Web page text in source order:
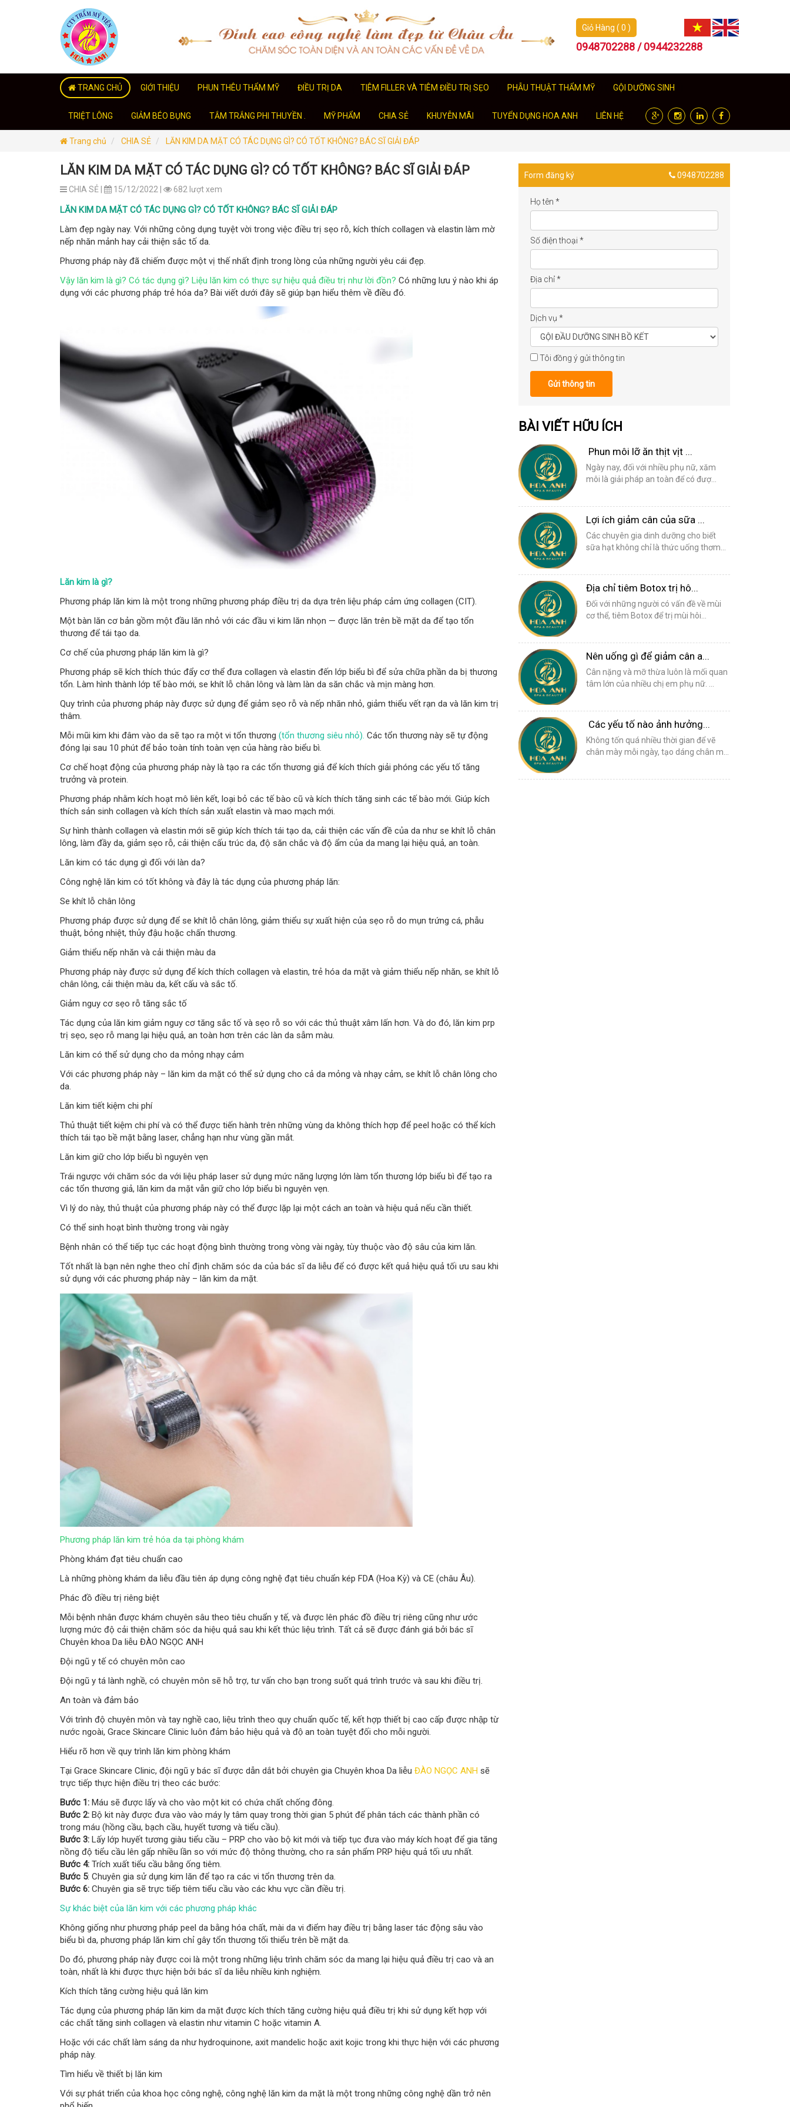
Giỏ Hàng ( 0 )
0948702288 / 0944232288
TRANG CHỦ GIỚI THIỆU PHUN THÊU THẨM MỸ ĐIỀU TRỊ DA TIÊM FILLER VÀ TIÊM ĐIỀU TRỊ SẸO PHẪU THUẬT THẨM MỸ GỘI DƯỠNG SINH
TRIỆT LÔNG GIẢM BÉO BỤNG TẮM TRẮNG PHI THUYỀN . MỸ PHẨM CHIA SẺ KHUYỄN MÃI TUYỂN DỤNG HOA ANH LIÊN HỆ
Trang chủ CHIA SẺ LĂN KIM DA MẶT CÓ TÁC DỤNG GÌ? CÓ TỐT KHÔNG? BÁC SĨ GIẢI ĐÁP
LĂN KIM DA MẶT CÓ TÁC DỤNG GÌ? CÓ TỐT KHÔNG? BÁC SĨ GIẢI ĐÁP
CHIA SẺ | 15/12/2022 | 682 lượt xem
LĂN KIM DA MẶT CÓ TÁC DỤNG GÌ? CÓ TỐT KHÔNG? BÁC SĨ GIẢI ĐÁP
Làm đẹp ngày nay. Với những công dụng tuyệt vời trong việc điều trị sẹo rỗ, kích thích collagen và elastin làm mờ
nếp nhăn mảnh hay cải thiện sắc tố da.
Phương pháp này đã chiếm được một vị thế nhất định trong lòng của những người yêu cái đẹp.
Vậy lăn kim là gì? Có tác dụng gì? Liệu lăn kim có thực sự hiệu quả điều trị như lời đồn? Có những lưu ý nào khi áp
dụng với các phương pháp trẻ hóa da? Bài viết dưới đây sẽ giúp bạn hiểu thêm về điều đó.
Lăn kim là gì?
Phương pháp lăn kim là một trong những phương pháp điều trị da dựa trên liệu pháp cảm ứng collagen (CIT).
Một bàn lăn cơ bản gồm một đầu lăn nhỏ với các đầu vi kim lăn nhọn — được lăn trên bề mặt da để tạo tổn
thương để tái tạo da.
Cơ chế của phương pháp lăn kim là gì?
Phương pháp sẽ kích thích thúc đẩy cơ thể đưa collagen và elastin đến lớp biểu bì để sửa chữa phần da bị thương
tổn. Làm hình thành lớp tế bào mới, se khít lỗ chân lông và làm làn da săn chắc và mịn màng hơn.
Quy trình của phương pháp này được sử dụng để giảm sẹo rỗ và nếp nhăn nhỏ, giảm thiểu vết rạn da và lăn kim trị
thâm.
Mỗi mũi kim khi đâm vào da sẽ tạo ra một vi tổn thương (tổn thương siêu nhỏ). Các tổn thương này sẽ tự động
đóng lại sau 10 phút để bảo toàn tính toàn vẹn của hàng rào biểu bì.
Cơ chế hoạt động của phương pháp này là tạo ra các tổn thương giả để kích thích giải phóng các yếu tố tăng
trưởng và protein.
Phương pháp nhằm kích hoạt mô liên kết, loại bỏ các tế bào cũ và kích thích tăng sinh các tế bào mới. Giúp kích
thích sản sinh collagen và kích thích sản xuất elastin và mao mạch mới.
Sự hình thành collagen và elastin mới sẽ giúp kích thích tái tạo da, cải thiện các vấn đề của da như se khít lỗ chân
lông, làm đầy da, giảm sẹo rỗ, cải thiện cấu trúc da, độ săn chắc và độ ẩm của da mang lại hiệu quả, an toàn.
Lăn kim có tác dụng gì đối với làn da?
Công nghệ lăn kim có tốt không và đây là tác dụng của phương pháp lăn:
Se khít lỗ chân lông
Phương pháp được sử dụng để se khít lỗ chân lông, giảm thiểu sự xuất hiện của sẹo rỗ do mụn trứng cá, phẫu
thuật, bỏng nhiệt, thủy đậu hoặc chấn thương.
Giảm thiểu nếp nhăn và cải thiện màu da
Phương pháp này được sử dụng để kích thích collagen và elastin, trẻ hóa da mặt và giảm thiểu nếp nhăn, se khít lỗ
chân lông, cải thiện màu da, kết cấu và sắc tố.
Giảm nguy cơ sẹo rỗ tăng sắc tố
Tác dụng của lăn kim giảm nguy cơ tăng sắc tố và sẹo rỗ so với các thủ thuật xâm lấn hơn. Và do đó, lăn kim prp
trị sẹo, sẹo rỗ mang lại hiệu quả, an toàn hơn trên các làn da sẫm màu.
Lăn kim có thể sử dụng cho da mỏng nhạy cảm
Với các phương pháp này – lăn kim da mặt có thể sử dụng cho cả da mỏng và nhạy cảm, se khít lỗ chân lông cho
da.
Lăn kim tiết kiệm chi phí
Thủ thuật tiết kiệm chi phí và có thể được tiến hành trên những vùng da không thích hợp để peel hoặc có thể kích
thích tái tạo bề mặt bằng laser, chẳng hạn như vùng gần mắt.
Lăn kim giữ cho lớp biểu bì nguyên vẹn
Trái ngược với chăm sóc da với liệu pháp laser sử dụng mức năng lượng lớn làm tổn thương lớp biểu bì để tạo ra
các tổn thương giả, lăn kim da mặt vẫn giữ cho lớp biểu bì nguyên vẹn.
Vì lý do này, thủ thuật của phương pháp này có thể được lặp lại một cách an toàn và hiệu quả nếu cần thiết.
Có thể sinh hoạt bình thường trong vài ngày
Bệnh nhân có thể tiếp tục các hoạt động bình thường trong vòng vài ngày, tùy thuộc vào độ sâu của kim lăn.
Tốt nhất là bạn nên nghe theo chỉ định chăm sóc da của bác sĩ da liễu để có được kết quả hiệu quả tối ưu sau khi
sử dụng với các phương pháp này – lăn kim da mặt.
Phương pháp lăn kim trẻ hóa da tại phòng khám
Phòng khám đạt tiêu chuẩn cao
Là những phòng khám da liễu đầu tiên áp dụng công nghệ đạt tiêu chuẩn kép FDA (Hoa Kỳ) và CE (châu Âu).
Phác đồ điều trị riêng biệt
Mỗi bệnh nhân được khám chuyên sâu theo tiêu chuẩn y tế, và được lên phác đồ điều trị riêng cũng như ước
lượng mức độ cải thiện chăm sóc da hiệu quả sau khi kết thúc liệu trình. Tất cả sẽ được đánh giá bởi bác sĩ
Chuyên khoa Da liễu ĐÀO NGỌC ANH
Đội ngũ y tế có chuyên môn cao
Đội ngũ y tá lành nghề, có chuyên môn sẽ hỗ trợ, tư vấn cho bạn trong suốt quá trình trước và sau khi điều trị.
An toàn và đảm bảo
Với trình độ chuyên môn và tay nghề cao, liệu trình theo quy chuẩn quốc tế, kết hợp thiết bị cao cấp được nhập từ
nước ngoài, Grace Skincare Clinic luôn đảm bảo hiệu quả và độ an toàn tuyệt đối cho mỗi người.
Hiểu rõ hơn về quy trình lăn kim phòng khám
Tại Grace Skincare Clinic, đội ngũ y bác sĩ được dẫn dắt bởi chuyên gia Chuyên khoa Da liễu ĐÀO NGỌC ANH sẽ
trực tiếp thực hiện điều trị theo các bước:
Bước 1: Máu sẽ được lấy và cho vào một kit có chứa chất chống đông.
Bước 2: Bộ kit này được đưa vào vào máy ly tâm quay trong thời gian 5 phút để phân tách các thành phần có
trong máu (hồng cầu, bạch cầu, huyết tương và tiểu cầu).
Bước 3: Lấy lớp huyết tương giàu tiểu cầu – PRP cho vào bộ kit mới và tiếp tục đưa vào máy kích hoạt để gia tăng
nồng độ tiểu cầu lên gấp nhiều lần so với mức độ thông thường, cho ra sản phẩm PRP hiệu quả tối ưu nhất.
Bước 4: Trích xuất tiểu cầu bằng ống tiêm.
Bước 5: Chuyên gia sử dụng kim lăn để tạo ra các vi tổn thương trên da.
Bước 6: Chuyên gia sẽ trực tiếp tiêm tiểu cầu vào các khu vực cần điều trị.
Sự khác biệt của lăn kim với các phương pháp khác
Không giống như phương pháp peel da bằng hóa chất, mài da vi điểm hay điều trị bằng laser tác động sâu vào
biểu bì da, phương pháp lăn kim chỉ gây tổn thương tối thiểu trên bề mặt da.
Do đó, phương pháp này được coi là một trong những liệu trình chăm sóc da mang lại hiệu quả điều trị cao và an
toàn, nhất là khi được thực hiện bởi bác sĩ da liễu nhiều kinh nghiệm.
Kích thích tăng cường hiệu quả lăn kim
Tác dụng của phương pháp lăn kim da mặt được kích thích tăng cường hiệu quả điều trị khi sử dụng kết hợp với
các chất tăng sinh collagen và elastin như vitamin C hoặc vitamin A.
Hoặc với các chất làm sáng da như hydroquinone, axit mandelic hoặc axit kojic trong khi thực hiện với các phương
pháp này.
Tìm hiểu về thiết bị lăn kim
Với sự phát triển của khoa học công nghệ, công nghệ lăn kim da mặt là một trong những công nghệ dần trở nên
Form đăng ký 0948702288
Họ tên *
Số điện thoại *
Địa chỉ*
Dịch vụ *
Tôi đồng ý gửi thông tin
Gửi thông tin
BÀI VIẾT HỮU ÍCH
Phun môi lỡ ăn thịt vịt ...
Ngày nay, đối với nhiều phụ nữ, xăm
môi là giải pháp an toàn để có đượ...
Lợi ích giảm cân của sữa ...
Các chuyên gia dinh dưỡng cho biết
sữa hạt không chỉ là thức uống thơm...
Địa chỉ tiêm Botox trị hô...
Đối với những người có vấn đề về mùi
cơ thể, tiêm Botox để trị mùi hôi...
Nên uống gì để giảm cân a...
Cân nặng và mỡ thừa luôn là mối quan
tâm lớn của nhiều chị em phụ nữ. ...
Các yếu tố nào ảnh hưởng...
Không tốn quá nhiều thời gian để vẽ
chân mày mỗi ngày, tạo dáng chân m...